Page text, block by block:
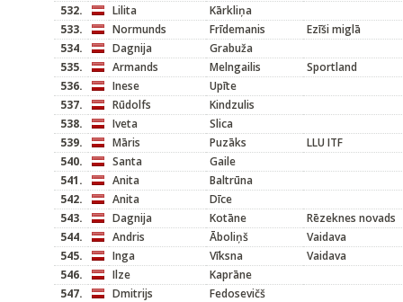
532.
Lilita
Kārkliņa
533.
Normunds Frīdemanis
Ezīši miglā
534.
Dagnija
Grabuža
535.
Armands Melngailis
Sportland
536.
Inese
Upīte
537.
Rūdolfs
Kindzulis
538.
Iveta
Slica
539.
Māris Puzāks
LLU ITF
540.
Santa
Gaile
541.
Anita
Baltrūna
542.
Anita
Dīce
543.
Dagnija Kotāne
Rēzeknes novads
544.
Andris Āboliņš
Vaidava
545.
Inga Vīksna
Vaidava
546.
Ilze
Kaprāne
547.
Dmitrijs
Fedosevičš